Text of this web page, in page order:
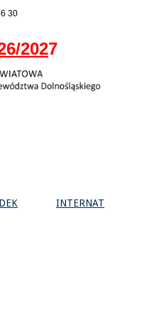
30
2027
INTERNAT